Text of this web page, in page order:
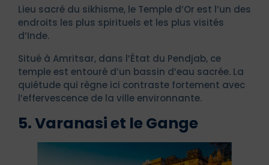
Lieu sacré du sikhisme, le Temple d’Or est l’un des
endroits les plus spirituels et les plus visités
d’Inde.
Situé à Amritsar, dans l’État du Pendjab, ce
temple est entouré d’un bassin d’eau sacrée. La
quiétude qui règne ici contraste fortement avec
l’effervescence de la ville environnante.
5. Varanasi et le Gange